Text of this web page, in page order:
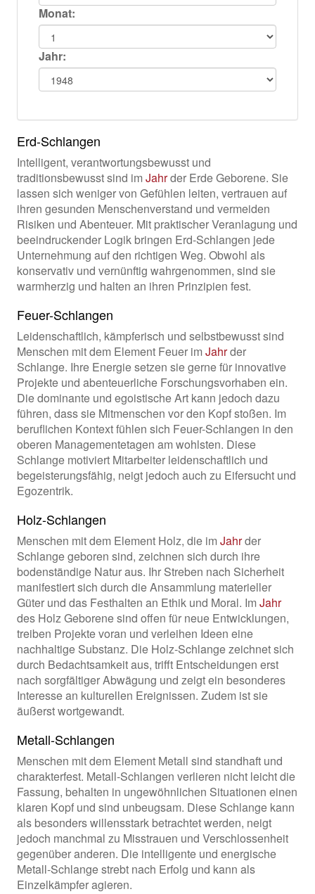
Monat:
Jahr:
Erd-Schlangen
Intelligent, verantwortungsbewusst und
traditionsbewusst sind im Jahrder Erde Geborene. Sie
lassen sich weniger von Gefühlen leiten, vertrauen auf
ihren gesunden Menschenverstand und vermeiden
Risiken und Abenteuer. Mit praktischer Veranlagung und
beeindruckender Logik bringen Erd-Schlangen jede
Unternehmung auf den richtigen Weg. Obwohl als
konservativ und vernünftig wahrgenommen, sind sie
warmherzig und halten an ihren Prinzipien fest.
Feuer-Schlangen
Leidenschaftlich, kämpferisch und selbstbewusst sind
Menschen mit dem Element Feuer im Jahrder
Schlange. Ihre Energie setzen sie gerne für innovative
Projekte und abenteuerliche Forschungsvorhaben ein.
Die dominante und egoistische Art kann jedoch dazu
führen, dass sie Mitmenschen vor den Kopf stoßen. Im
beruflichen Kontext fühlen sich Feuer-Schlangen in den
oberen Managementetagen am wohlsten. Diese
Schlange motiviert Mitarbeiter leidenschaftlich und
begeisterungsfähig, neigt jedoch auch zu Eifersucht und
Egozentrik.
Holz-Schlangen
Menschen mit dem Element Holz, die im Jahrder
Schlange geboren sind, zeichnen sich durch ihre
bodenständige Natur aus. Ihr Streben nach Sicherheit
manifestiert sich durch die Ansammlung materieller
Güter und das Festhalten an Ethik und Moral. Im Jahr
des Holz Geborene sind offen für neue Entwicklungen,
treiben Projekte voran und verleihen Ideen eine
nachhaltige Substanz. Die Holz-Schlange zeichnet sich
durch Bedachtsamkeit aus, trifft Entscheidungen erst
nach sorgfältiger Abwägung und zeigt ein besonderes
Interesse an kulturellen Ereignissen. Zudem ist sie
äußerst wortgewandt.
Metall-Schlangen
Menschen mit dem Element Metall sind standhaft und
charakterfest. Metall-Schlangen verlieren nicht leicht die
Fassung, behalten in ungewöhnlichen Situationen einen
klaren Kopf und sind unbeugsam. Diese Schlange kann
als besonders willensstark betrachtet werden, neigt
jedoch manchmal zu Misstrauen und Verschlossenheit
gegenüber anderen. Die intelligente und energische
Metall-Schlange strebt nach Erfolg und kann als
Einzelkämpfer agieren.